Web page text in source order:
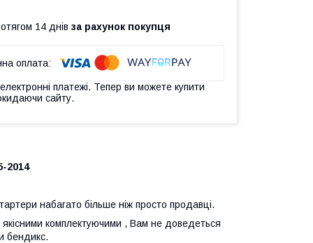
14 днів за рахунок покупця
платежі. Тепер ви можете купити
сайту.
2014
набагато більше ніж просто продавці.
якісними комплектуючими , Вам не доведеться
бендикс.